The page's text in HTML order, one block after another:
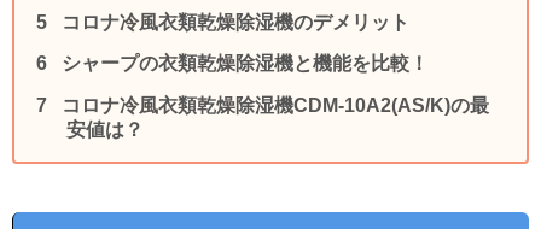
コロナ冷風衣類乾燥除湿機のデメリット
シャープの衣類乾燥除湿機と機能を比較！
コロナ冷風衣類乾燥除湿機CDM-10A2(AS/K)の最
安値は？